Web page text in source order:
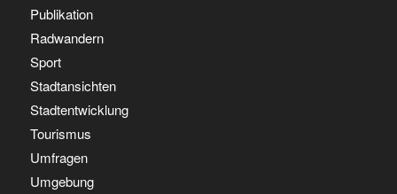
Publikation
Radwandern
Sport
Stadtansichten
Stadtentwicklung
Tourismus
Umfragen
Umgebung